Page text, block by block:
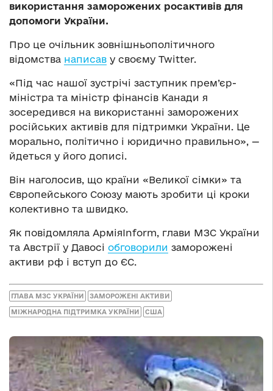
використання заморожених росактивів для
допомоги України.
Про це очільник зовнішньополітичного
відомства написав у своєму Twitter.
«Під час нашої зустрічі заступник прем’єр-
міністра та міністр фінансів Канади я
зосередився на використанні заморожених
російських активів для підтримки України. Це
морально, політично і юридично правильно», —
йдеться у його дописі.
Він наголосив, що країни «Великої сімки» та
Європейського Союзу мають зробити ці кроки
колективно та швидко.
Як повідомляла АрміяInform, глави МЗС України
та Австрії у Давосі обговорили заморожені
активи рф і вступ до ЄС.
ГЛАВА МЗС УКРАЇНИ ЗАМОРОЖЕНІ АКТИВИ
МІЖНАРОДНА ПІДТРИМКА УКРАЇНИ США